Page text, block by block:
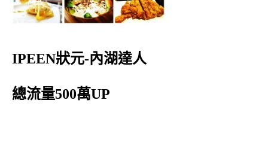
IPEEN狀元-內湖達人
總流量500萬UP